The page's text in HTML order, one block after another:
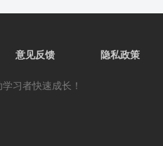
意见反馈 隐私政策
习者快速成长！